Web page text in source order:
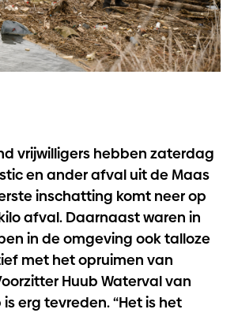
vrijwilligers hebben zaterdag
en ander afval uit de Maas
inschatting komt neer op
afval. Daarnaast waren in
in de omgeving ook talloze
met het opruimen van
Huub Waterval van
erg tevreden. “Het is het